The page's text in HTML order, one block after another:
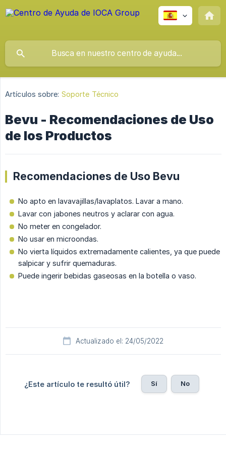
Artículos sobre: Soporte Técnico
Bevu - Recomendaciones de Uso
de los Productos
Recomendaciones de Uso Bevu
No apto en lavavajillas/lavaplatos. Lavar a mano.
Lavar con jabones neutros y aclarar con agua.
No meter en congelador.
No usar en microondas.
No vierta líquidos extremadamente calientes, ya que puede
salpicar y sufrir quemaduras.
Puede ingerir bebidas gaseosas en la botella o vaso.
Actualizado el: 24/05/2022
¿Este artículo te resultó útil? Sí No